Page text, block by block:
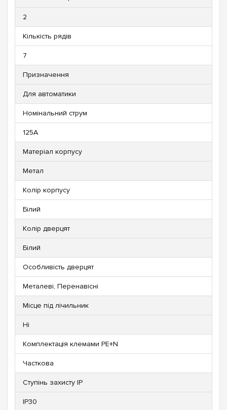
2
Кількість рядів
7
Призначення
Для автоматики
Номінальний струм
125А
Матеріал корпусу
Метал
Колір корпусу
Білий
Колір дверцят
Білий
Особливість дверцят
Металеві, Перенавісні
Місце під лічильник
Ні
Комплектація клемами PE+N
Часткова
Ступінь захисту IP
IP30